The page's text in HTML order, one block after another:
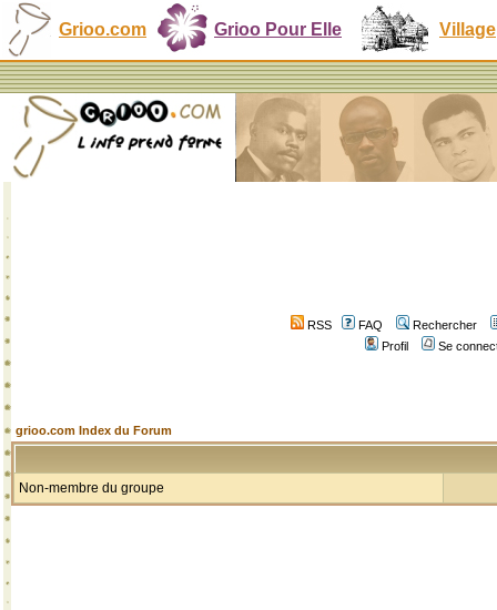
Grioo.com Grioo Pour Elle Village
RSS FAQ
Rechercher
Profil
Se
grioo.com Index du Forum
Non-membre du groupe